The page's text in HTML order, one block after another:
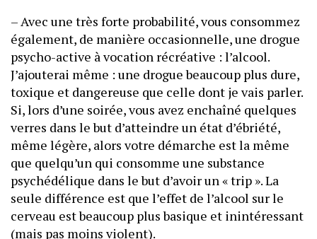
– Avec une très forte probabilité, vous consommez
également, de manière occasionnelle, une drogue
psycho-active à vocation récréative : l’alcool.
J’ajouterai même : une drogue beaucoup plus dure,
toxique et dangereuse que celle dont je vais parler.
Si, lors d’une soirée, vous avez enchaîné quelques
verres dans le but d’atteindre un état d’ébriété,
même légère, alors votre démarche est la même
que quelqu’un qui consomme une substance
psychédélique dans le but d’avoir un « trip ». La
seule différence est que l’effet de l’alcool sur le
cerveau est beaucoup plus basique et inintéressant
(mais pas moins violent).